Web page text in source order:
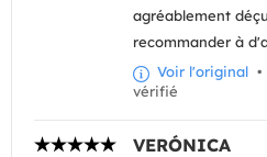
agréablement
recommander à
Voir l'original •
vérifié
VERÓNICA